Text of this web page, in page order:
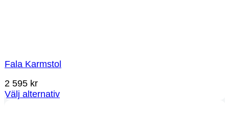
Fala Karmstol
2 595 kr
Välj alternativ